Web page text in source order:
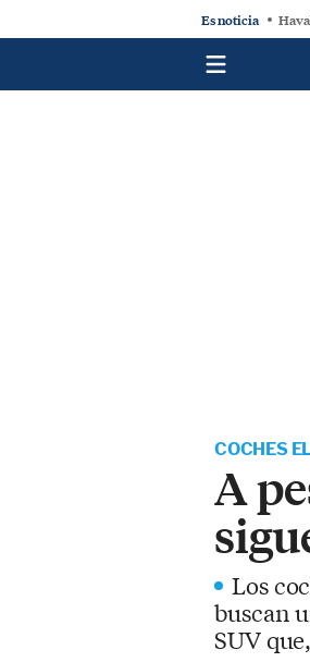
Es noticia
COCHES
A
Los
buscan
SUV